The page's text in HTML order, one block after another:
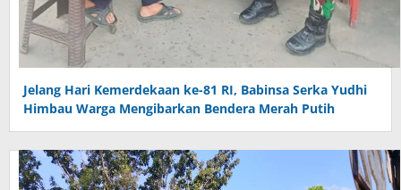
Jelang Hari Kemerdekaan ke-81 RI, Babinsa Serka Yudhi
Himbau Warga Mengibarkan Bendera Merah Putih